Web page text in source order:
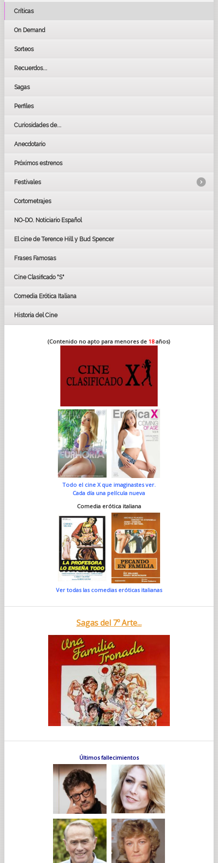
Críticas
On Demand
Sorteos
Recuerdos...
Sagas
Perfiles
Curiosidades de...
Anecdotario
Próximos estrenos
Festivales
LOS OSCARS
GOYAS
BAFTA
Cortometrajes
NO-DO. Noticiario Español
El cine de Terence Hill y Bud Spencer
Frases Famosas
Cine Clasificado "S"
Comedia Erótica Italiana
Historia del Cine
(Contenido no apto para menores de 18años)
Todo el cine X que imaginastes ver.
Cada día una película nueva
Comedia erótica italiana
Ver todas las comedias eróticas italianas
Sagas del 7º Arte...
Últimos fallecimientos